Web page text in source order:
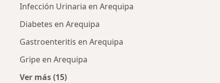
Infección Urinaria en Arequipa
Diabetes en Arequipa
Gastroenteritis en Arequipa
Gripe en Arequipa
Ver más (15)